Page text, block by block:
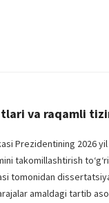
va raqamli
Prezidentining 2026
takomillashtirish
tomonidan
amaldagi tartib